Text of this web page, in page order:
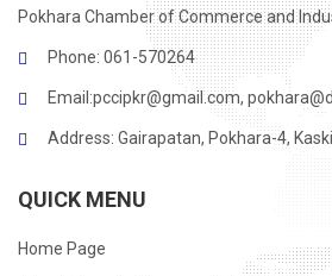
Pokhara Chamber of Commerce and
Phone: 061-570264
Email:pccipkr@gmail.com,
Address: Gairapatan, Pokhara-4, Kaski
QUICK MENU
Home Page